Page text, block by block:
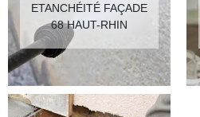
ETANCHÉITÉ FAÇADE
68 HAUT-RHIN